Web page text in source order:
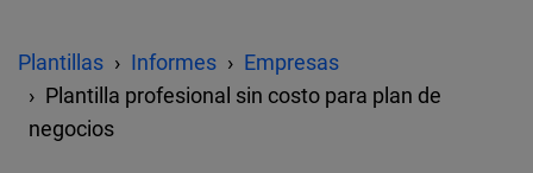
Plantillas Informes
Empresas
Plantilla profesional sin costo para plan de
negocios